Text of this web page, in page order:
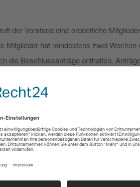
der Vorstand eine ordentliche
Mitglieder hat mindestens zwei
die Beschlussanträge enthalten.
fest. Mit dem Versand an die
ist vom Vorstand innerhalb einer
für notwendig hält oder
Mitglieder es für erforderlich erachtet
Tagesordnungspunkte enthalten.
Mitgliedern hat der Vorstand